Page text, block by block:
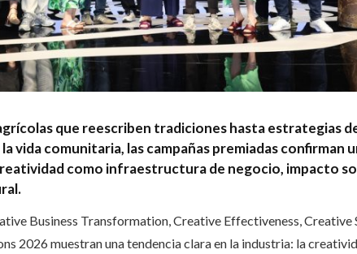
que reescriben tradiciones hasta estrategias
vida comunitaria, las campañas premiadas confirman
como infraestructura de negocio, impacto
Business Transformation, Creative Effectiveness, Creative
2026 muestran una tendencia clara en la industria: la